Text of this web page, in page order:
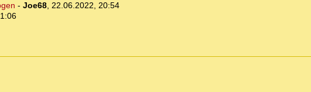
- Joe68, 22.06.2022, 20:54